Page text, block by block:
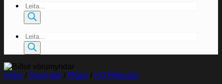
Products
search
Products
search
Heim / Svart stál / Plötur / HG Plötustál